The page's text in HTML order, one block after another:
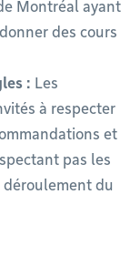
Montréal ayant
des cours
: Les
à respecter
et
pas les
du